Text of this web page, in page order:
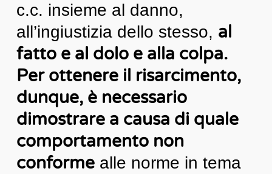
c.c. insieme al danno,
all’ingiustizia dello stesso, al
fatto e al dolo e alla colpa.
Per ottenere il risarcimento,
dunque, è necessario
dimostrare a causa di quale
comportamento non
conformealle norme in tema